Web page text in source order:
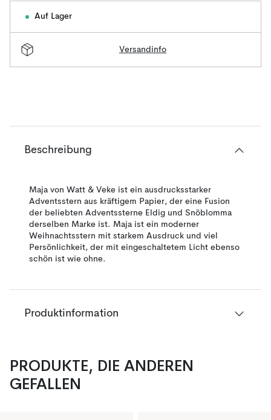
Auf Lager
Versandinfo
Beschreibung
Maja von Watt & Veke ist ein ausdrucksstarker
Adventsstern aus kräftigem Papier, der eine Fusion
der beliebten Adventssterne Eldig und Snöblomma
derselben Marke ist. Maja ist ein moderner
Weihnachtsstern mit starkem Ausdruck und viel
Persönlichkeit, der mit eingeschaltetem Licht ebenso
schön ist wie ohne.
Produktinformation
PRODUKTE, DIE ANDEREN
GEFALLEN